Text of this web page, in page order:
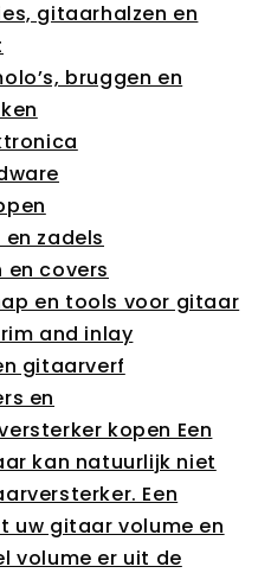
gitaarhalzen en
bruggen en
zadels
covers
en tools voor gitaar
and inlay
gitaarverf
en
kopen Een
kan natuurlijk niet
Een
uw gitaar volume en
volume er uit de